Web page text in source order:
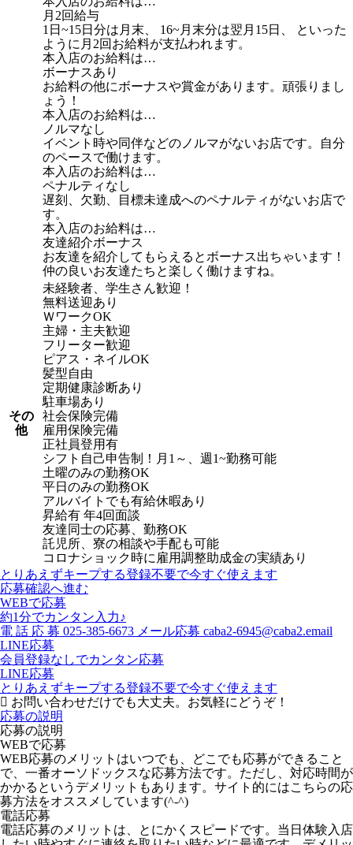
月2回給与
1日~15日分は月末、 16~月末分は翌月15日、 といった
ように月2回お給料が支払われます。
本入店のお給料は…
ボーナスあり
お給料の他にボーナスや賞金があります。頑張りまし
ょう！
本入店のお給料は…
ノルマなし
イベント時や同伴などのノルマがないお店です。自分
のペースで働けます。
本入店のお給料は…
ペナルティなし
遅刻、欠勤、目標未達成へのペナルティがないお店で
す。
本入店のお給料は…
友達紹介ボーナス
お友達を紹介してもらえるとボーナス出ちゃいます！
仲の良いお友達たちと楽しく働けますね。
その
他
未経験者、学生さん歓迎！
無料送迎あり
ＷワークOK
主婦・主夫歓迎
フリーター歓迎
ピアス・ネイルOK
髪型自由
定期健康診断あり
駐車場あり
社会保険完備
雇用保険完備
正社員登用有
シフト自己申告制！月1～、週1~勤務可能
土曜のみの勤務OK
平日のみの勤務OK
アルバイトでも有給休暇あり
昇給有 年4回面談
友達同士の応募、勤務OK
託児所、寮の相談や手配も可能
コロナショック時に雇用調整助成金の実績あり
とりあえずキープする登録不要で今すぐ使えます
応募確認へ進む
WEBで応募
約1分でカンタン入力♪
電 話 応 募 025-385-6673 メール応募 caba2-6945@caba2.email
LINE応募
会員登録なしでカンタン応募
LINE応募
とりあえずキープする登録不要で今すぐ使えます
お問い合わせだけでも大丈夫。お気軽にどうぞ！
応募の説明
応募の説明
WEBで応募
WEB応募のメリットはいつでも、どこでも応募ができること
で、一番オーソドックスな応募方法です。ただし、対応時間が
かかるというデメリットもあります。サイト的にはこちらの応
募方法をオススメしています(^-^)
電話応募
電話応募のメリットは、とにかくスピードです。当日体験入店